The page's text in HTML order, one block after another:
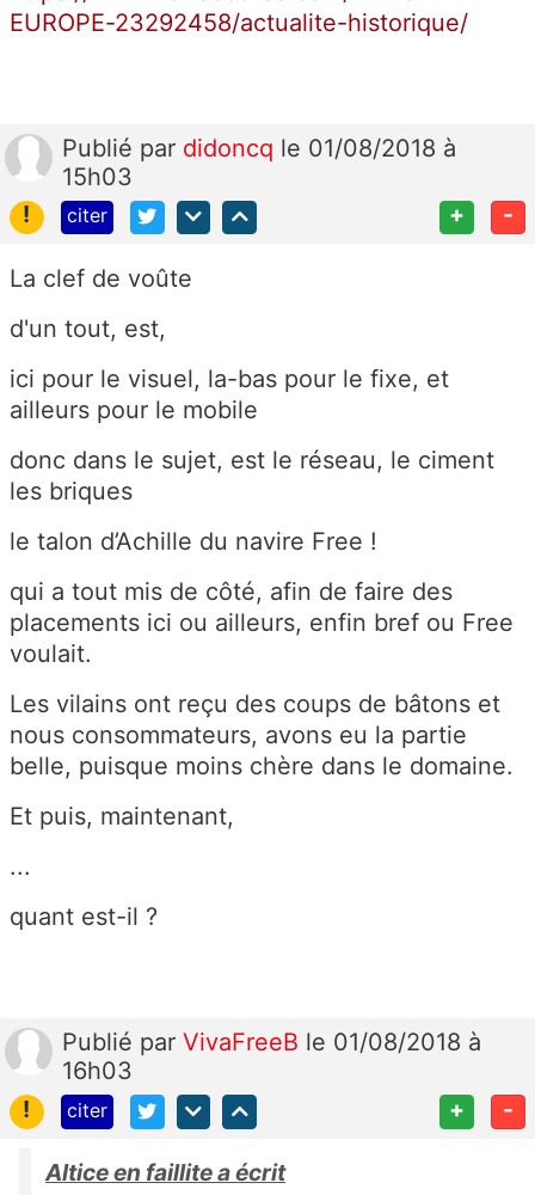
EUROPE-23292458/actualite-historique/
Publié par didoncq le 01/08/2018 à
15h03
!
citer + -
La clef de voûte
d'un tout, est,
ici pour le visuel, la-bas pour le fixe, et
ailleurs pour le mobile
donc dans le sujet, est le réseau, le ciment
les briques
le talon d’Achille du navire Free !
qui a tout mis de côté, afin de faire des
placements ici ou ailleurs, enfin bref ou Free
voulait.
Les vilains ont reçu des coups de bâtons et
nous consommateurs, avons eu la partie
belle, puisque moins chère dans le domaine.
Et puis, maintenant,
...
quant est-il ?
Publié par VivaFreeB le 01/08/2018 à
16h03
!
citer + -
Altice en faillite a écrit